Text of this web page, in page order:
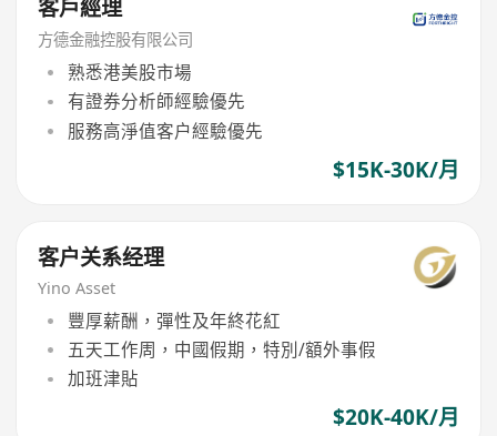
客戶經理
方德金融控股有限公司
熟悉港美股市場
有證券分析師經驗優先
服務高淨值客户經驗優先
$15K-30K/月
客户关系经理
Yino Asset
豐厚薪酬，彈性及年終花紅
五天工作周，中國假期，特別/額外事假
加班津貼
$20K-40K/月